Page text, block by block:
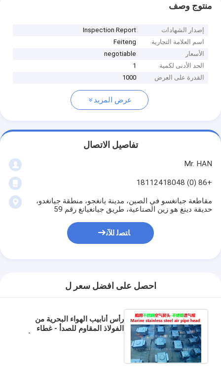
منتوج وصف
إصدار الشهادات
Inspection Report
اسم العلامة التجارية
Feiteng
الأسعار
negotiable
الحد الأدنى لكمية
1
القدرة على العرض
1000
عرض المزيد
تفاصيل الاتصال
Mr. HAN
+86 (0) 18112418048
مقاطعة جيانغسو في الصين، مدينة يانغجو، منطقة جيانغدو،
حديقة دينغ هو زين الصناعية، طريق جيانغيانغ رقم 59
ﺎﺘﺼﻟ ﺍﻶﻧ
احصل على افضل سعر ل
رأس أنابيب الهواء البحرية من
الفولاذ المقاوم للصدأ - غطاء